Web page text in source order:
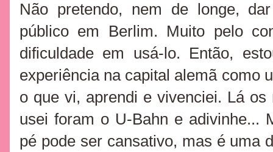
Não pretendo, nem de longe,
público em Berlim. Muito pelo
dificuldade em usá-lo. Então,
experiência na capital alemã como
o que vi, aprendi e vivenciei. Lá os
usei foram o U-Bahn e adivinhe...
pé pode ser cansativo, mas é uma